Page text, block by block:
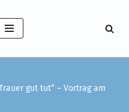
gut tut“ – Vortrag am